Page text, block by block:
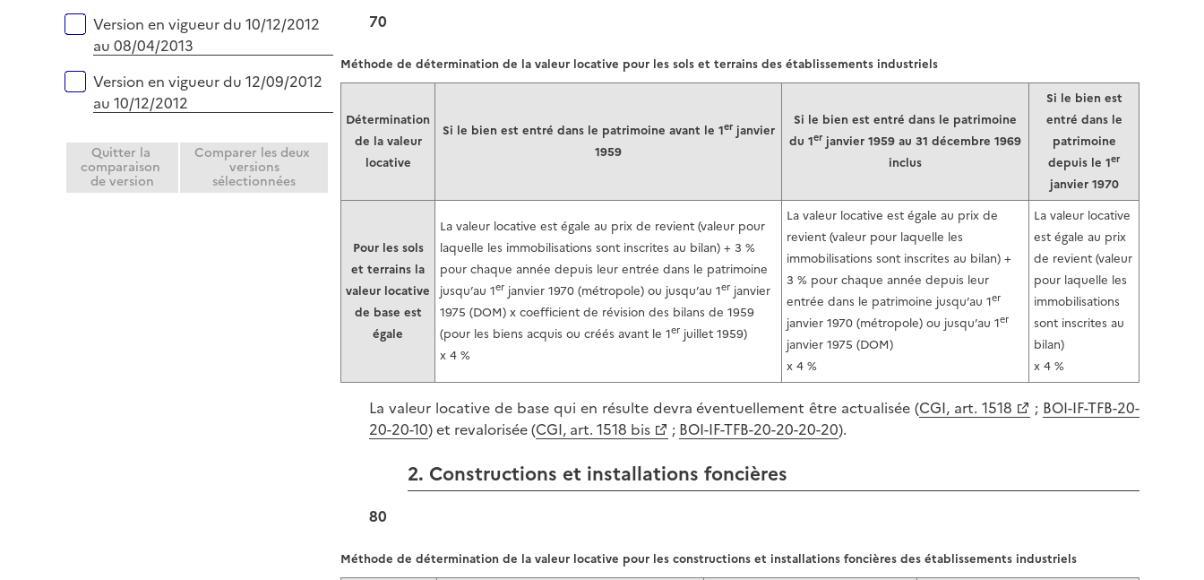
Version en vigueur du 10/12/2012
au 08/04/2013
Version en vigueur du 12/09/2012
au 10/12/2012
Quitter la
comparaison
de version
Comparer les deux
versions
sélectionnées
70
Méthode de détermination de la valeur locative pour les sols et terrains des établissements industriels
Détermination
de la valeur
locative
Si le bien est entré dans le patrimoine avant le 1erjanvier
1959
Si le bien est entré dans le patrimoine
du 1er janvier 1959 au 31 décembre 1969
inclus
Si le bien est
entré dans le
patrimoine
depuis le 1er
janvier 1970
Pour les sols
et terrains la
valeur locative
de base est
égale
La valeur locative est égale au prix de revient (valeur pour
laquelle les immobilisations sont inscrites au bilan) + 3 %
pour chaque année depuis leur entrée dans le patrimoine
jusqu’au 1er janvier 1970 (métropole) ou jusqu’au 1er janvier
1975 (DOM) x coefficient de révision des bilans de 1959
(pour les biens acquis ou créés avant le 1er juillet 1959)
x 4 %
La valeur locative est égale au prix de
revient (valeur pour laquelle les
immobilisations sont inscrites au bilan) +
3 % pour chaque année depuis leur
entrée dans le patrimoine jusqu’au 1er
janvier 1970 (métropole) ou jusqu’au 1er
janvier 1975 (DOM)
x 4 %
La valeur locative
est égale au prix
de revient (valeur
pour laquelle les
immobilisations
sont inscrites au
bilan)
x 4 %
La valeur locative de base qui en résulte devra éventuellement être actualisée (CGI, art. 1518 ; BOI-IF-TFB-20-
20-20-10) et revalorisée (CGI, art. 1518 bis ; BOI-IF-TFB-20-20-20-20).
2. Constructions et installations foncières
80
Méthode de détermination de la valeur locative pour les constructions et installations foncières des établissements industriels